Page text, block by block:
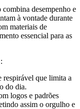
combina desempenho e
à vontade durante
materiais de
essencial para as
respirável que limita a
do dia.
logos e padrões
assim o orgulho e